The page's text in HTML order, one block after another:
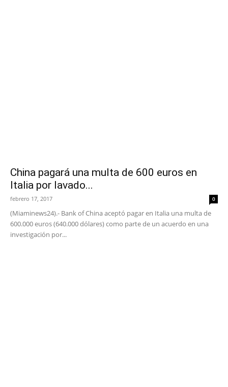
China pagará una multa de 600 euros en
Italia por lavado...
febrero 17, 2017 0
(Miaminews24).- Bank of China aceptó pagar en Italia una multa de
600.000 euros (640.000 dólares) como parte de un acuerdo en una
investigación por...